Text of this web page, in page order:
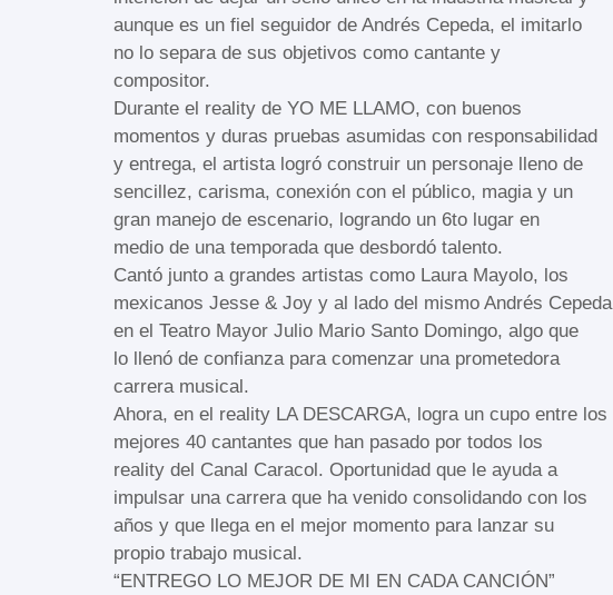
aunque es un fiel seguidor de Andrés Cepeda, el imitarlo
no lo separa de sus objetivos como cantante y
compositor.
Durante el reality de YO ME LLAMO, con buenos
momentos y duras pruebas asumidas con responsabilidad
y entrega, el artista logró construir un personaje lleno de
sencillez, carisma, conexión con el público, magia y un
gran manejo de escenario, logrando un 6to lugar en
medio de una temporada que desbordó talento.
Cantó junto a grandes artistas como Laura Mayolo, los
mexicanos Jesse & Joy y al lado del mismo Andrés Cepeda
en el Teatro Mayor Julio Mario Santo Domingo, algo que
lo llenó de confianza para comenzar una prometedora
carrera musical.
Ahora, en el reality LA DESCARGA, logra un cupo entre los
mejores 40 cantantes que han pasado por todos los
reality del Canal Caracol. Oportunidad que le ayuda a
impulsar una carrera que ha venido consolidando con los
años y que llega en el mejor momento para lanzar su
propio trabajo musical.
“ENTREGO LO MEJOR DE MI EN CADA CANCIÓN”